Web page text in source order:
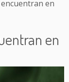
en
en